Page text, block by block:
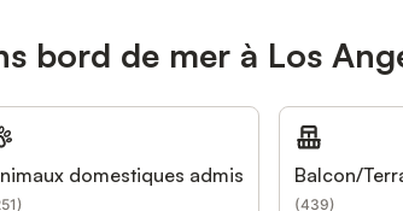
bord de mer à Los
domestiques admis
)
Balcon/
(439)